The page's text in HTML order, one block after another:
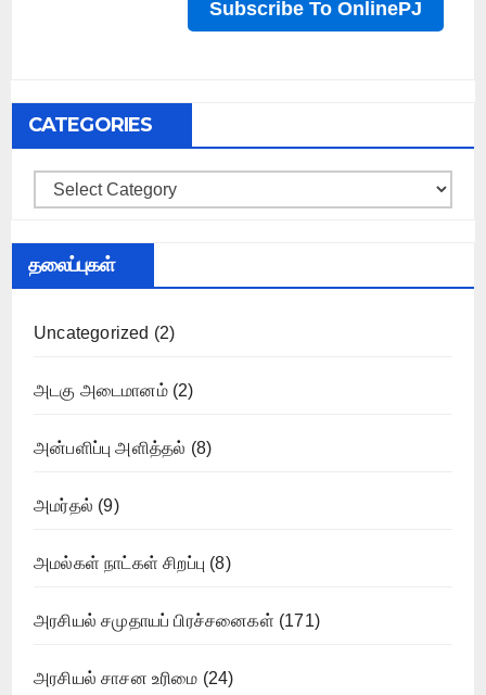
CATEGORIES
Categories
தலைப்புகள்
Uncategorized (2)
அடகு அடைமானம்(2)
அன்பளிப்பு அளித்தல் (8)
அமர்தல் (9)
அமல்கள் நாட்கள் சிறப்பு (8)
அரசியல் சமுதாயப் பிரச்சனைகள் (171)
அரசியல் சாசன உரிமை (24)